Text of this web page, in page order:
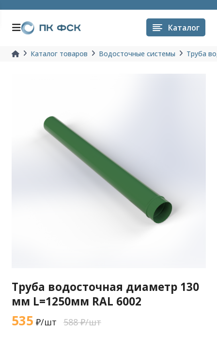
Каталог
Каталог товаров Водосточные системы Труба
Труба водосточная диаметр 130
мм L=1250мм RAL 6002
535 ₽/шт 588 ₽/шт